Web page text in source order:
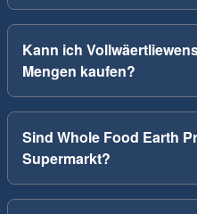
Kann ich
Mengen kaufen?
Sind Whole Food Earth
Supermarkt?